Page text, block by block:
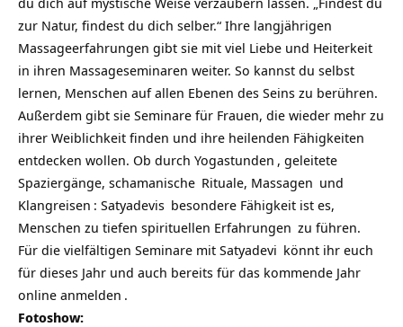
zur Natur, findest du dich selber.“ Ihre langjährigen
Massageerfahrungen gibt sie mit viel Liebe und Heiterkeit
in ihren Massageseminaren weiter. So kannst du selbst
lernen, Menschen auf allen Ebenen des Seins zu berühren.
Außerdem gibt sie Seminare für Frauen, die wieder mehr zu
ihrer Weiblichkeit finden und ihre heilenden Fähigkeiten
entdecken wollen. Ob durch Yogastunden , geleitete
Spaziergänge, schamanische Rituale, Massagen und
Klangreisen : Satyadevis besondere Fähigkeit ist es,
Menschen zu tiefen spirituellen Erfahrungen zu führen.
Für die vielfältigen Seminare mit Satyadevi könnt ihr euch
für dieses Jahr und auch bereits für das kommende Jahr
online anmelden .
Fotoshow: